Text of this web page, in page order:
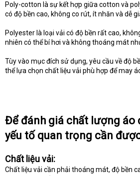
Poly-cotton là sự kết hợp giữa cotton và
có độ bền cao, không co rút, ít nhăn và dễ
Polyester là loại vải có độ bền rất cao,
nhiên có thể bí hơi và không thoáng mát
Tùy vào mục đích sử dụng, yêu cầu về độ
thể lựa chọn chất liệu vải phù hợp để may
Để đánh giá chất lượng áo
yếu tố quan trọng cần
Chất liệu vải:
Chất liệu vải cần phải thoáng mát, độ bền